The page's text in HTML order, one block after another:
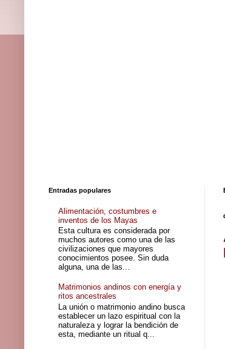
Entradas populares
Alimentación, costumbres e
inventos de los Mayas
Esta cultura es considerada por
muchos autores como una de las
civilizaciones que mayores
conocimientos posee. Sin duda
alguna, una de las...
Matrimonios andinos con energía y
ritos ancestrales
La unión o matrimonio andino busca
establecer un lazo espiritual con la
naturaleza y lograr la bendición de
esta, mediante un ritual q...